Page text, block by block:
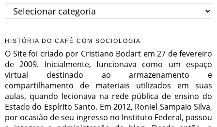
Categorias
HISTÓRIA DO CAFÉ COM SOCIOLOGIA
O Site foi criado por Cristiano Bodart em 27 de fevereiro
de 2009. Inicialmente, funcionava como um espaço
virtual destinado ao armazenamento e
compartilhamento de materiais utilizados em suas
aulas, quando lecionava na rede pública de ensino do
Estado do Espírito Santo. Em 2012, Roniel Sampaio Silva,
por ocasião de seu ingresso no Instituto Federal, passou